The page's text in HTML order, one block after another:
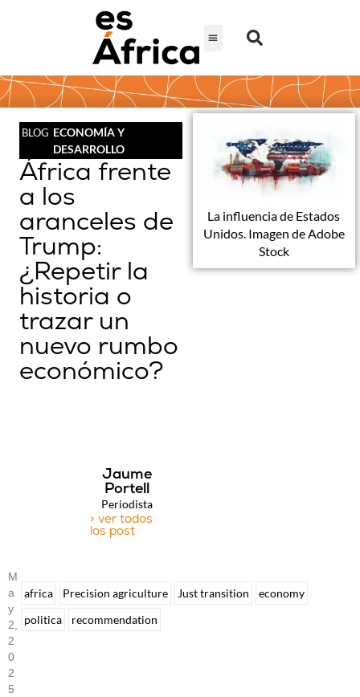
BLOG ECONOMÍA Y
DESARROLLO
África frente
a los
aranceles de
Trump:
¿Repetir la
historia o
trazar un
nuevo rumbo
económico?
La influencia de Estados
Unidos. Imagen de Adobe
Stock
Jaume
Portell
Periodista
> ver todos
los post
M
A
Y
2,
2
0
2
5
africa Precision agriculture Just transition
economy
politica
recommendation